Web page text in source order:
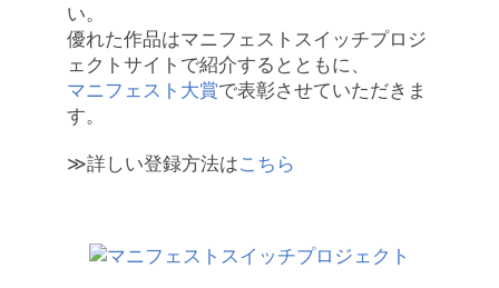
い。
優れた作品はマニフェストスイッチプロジ
ェクトサイトで紹介するとともに、
マニフェスト大賞で表彰させていただきま
す。
≫詳しい登録方法はこちら